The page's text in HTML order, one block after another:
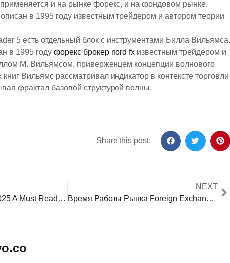
и на рынке форекс, и на фондовом рынке.
в 1995 году известным трейдером и автором теории
5 есть отдельный блок с инструментами Билла Вильямса.
в 1995 году форекс брокер nord fx известным трейдером и
М. Вильямсом, приверженцем концепции волнового
Вильямс рассматривал индикатор в контексте торговли
фрактал базовой структурой волны.
Share this post:
WorldTradex Review 2025 A Must Read Before Opening An Account
NEXT
Время Работы Рынка Foreign Exchange Расписание Торговых Сессий